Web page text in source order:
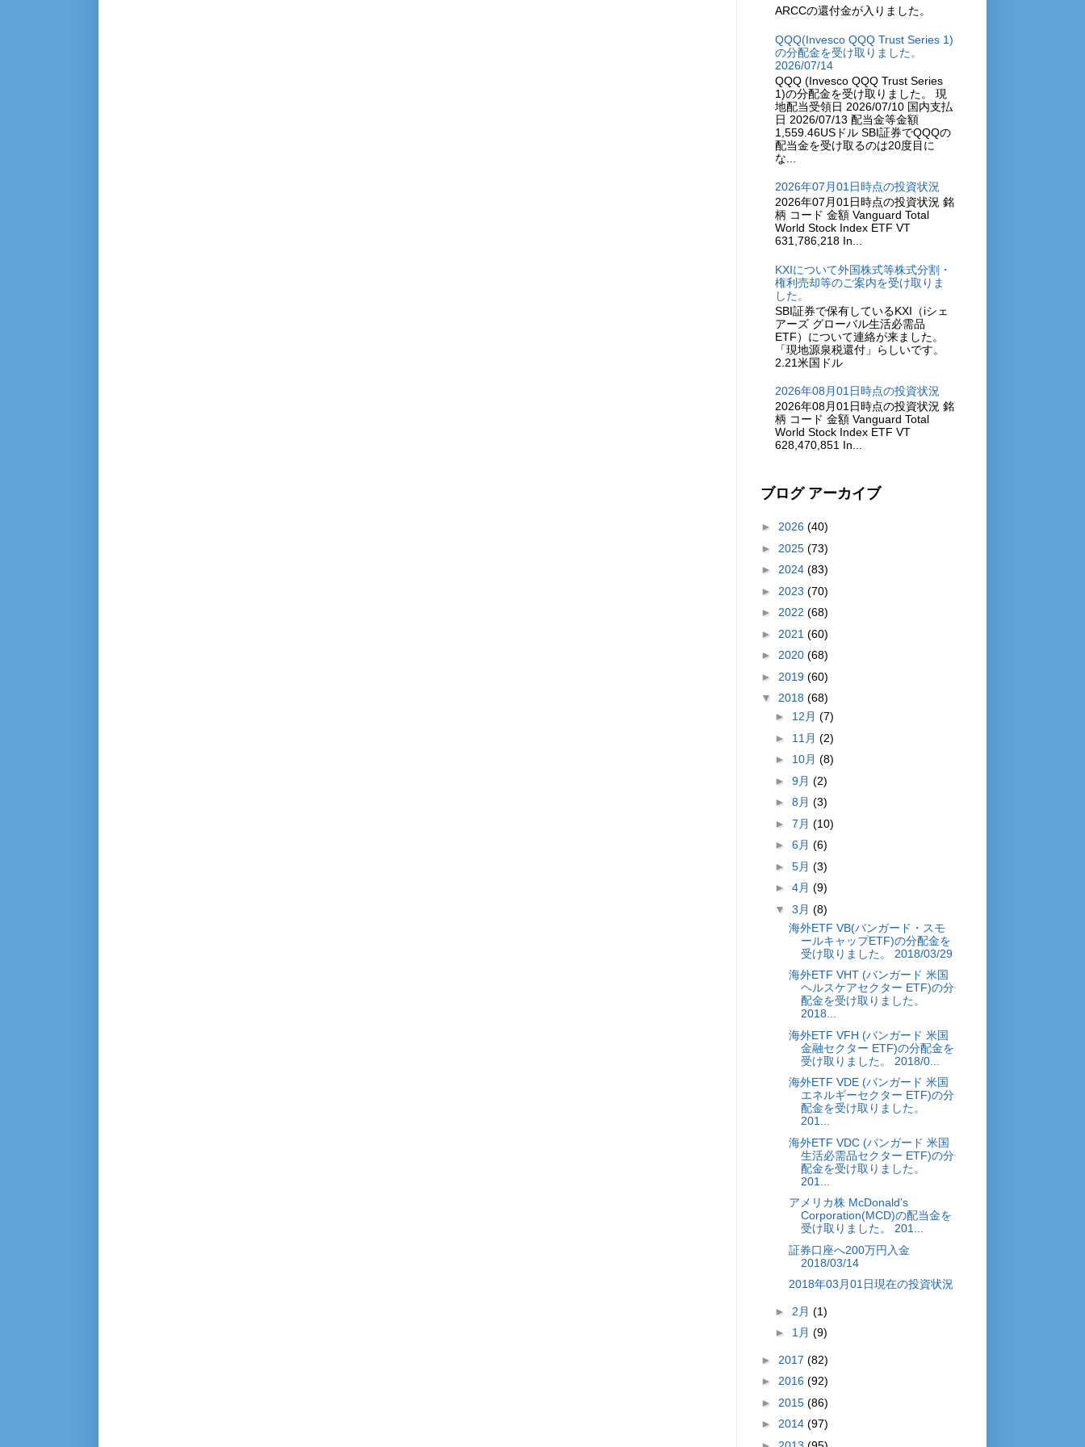
ARCCの還付金が入りました。
QQQ(Invesco QQQ Trust Series 1)
の分配金を受け取りました。
2026/07/14
QQQ (Invesco QQQ Trust Series
1)の分配金を受け取りました。 現
地配当受領日 2026/07/10 国内支払
日 2026/07/13 配当金等金額
1,559.46USドル SBI証券でQQQの
配当金を受け取るのは20度目に
な...
2026年07月01日時点の投資状況
2026年07月01日時点の投資状況 銘
柄 コード 金額 Vanguard Total
World Stock Index ETF VT
631,786,218 In...
KXIについて外国株式等株式分割・
権利売却等のご案内を受け取りま
した。
SBI証券で保有しているKXI（iシェ
アーズ グローバル生活必需品
ETF）について連絡が来ました。
「現地源泉税還付」らしいです。
2.21米国ドル
2026年08月01日時点の投資状況
2026年08月01日時点の投資状況 銘
柄 コード 金額 Vanguard Total
World Stock Index ETF VT
628,470,851 In...
ブログ アーカイブ
► 2026 (40)
► 2025 (73)
► 2024 (83)
► 2023 (70)
► 2022 (68)
► 2021 (60)
► 2020 (68)
► 2019 (60)
▼ 2018 (68)
► 12月 (7)
► 11月 (2)
► 10月 (8)
► 9月 (2)
► 8月 (3)
► 7月 (10)
► 6月 (6)
► 5月 (3)
► 4月 (9)
▼ 3月 (8)
海外ETF VB(バンガード・スモ
ールキャップETF)の分配金を
受け取りました。 2018/03/29
海外ETF VHT (バンガード 米国
ヘルスケアセクター ETF)の分
配金を受け取りました。
2018...
海外ETF VFH (バンガード 米国
金融セクター ETF)の分配金を
受け取りました。 2018/0...
海外ETF VDE (バンガード 米国
エネルギーセクター ETF)の分
配金を受け取りました。
201...
海外ETF VDC (バンガード 米国
生活必需品セクター ETF)の分
配金を受け取りました。
201...
アメリカ株 McDonald's
Corporation(MCD)の配当金を
受け取りました。 201...
証券口座へ200万円入金
2018/03/14
2018年03月01日現在の投資状況
► 2月 (1)
► 1月 (9)
► 2017 (82)
► 2016 (92)
► 2015 (86)
► 2014 (97)